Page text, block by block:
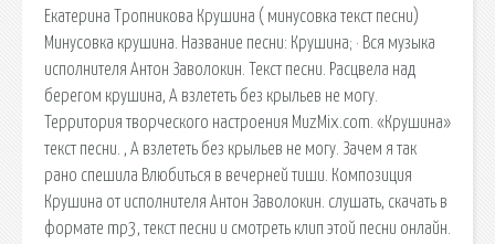
Екатерина Тропникова Крушина ( минусовка текст песни)
Минусовка крушина. Название песни: Крушина; · Вся музыка
исполнителя Антон Заволокин. Текст песни. Расцвела над
берегом крушина, А взлететь без крыльев не могу.
Территория творческого настроения MuzMix.com. «Крушина»
текст песни. , А взлететь без крыльев не могу. Зачем я так
рано спешила Влюбиться в вечерней тиши. Композиция
Крушина от исполнителя Антон Заволокин. слушать, скачать в
формате mp3, текст песни и смотреть клип этой песни онлайн.